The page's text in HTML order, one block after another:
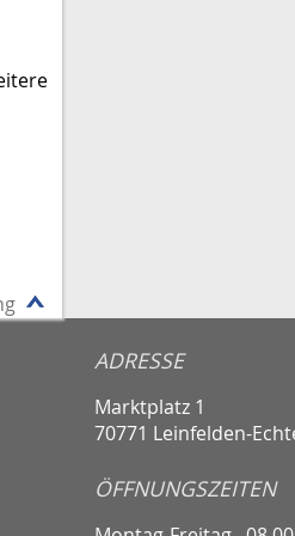
ADRESSE
Marktplatz 1
70771 Leinfelden-
ÖFFNUNGSZEITEN